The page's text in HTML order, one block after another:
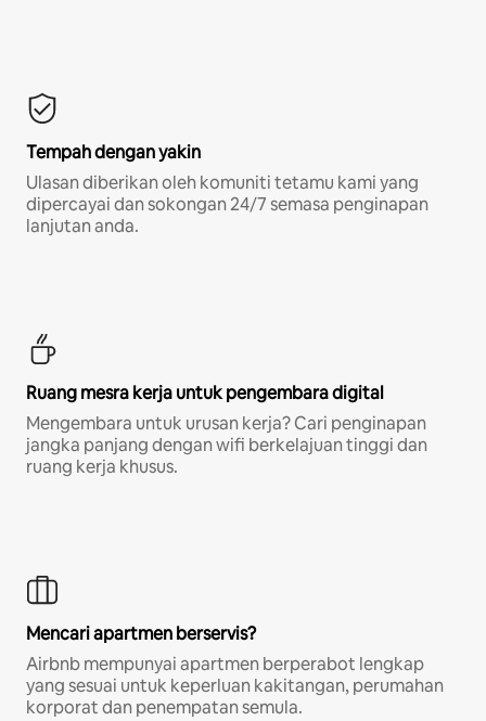
Tempah dengan yakin
Ulasan diberikan oleh komuniti tetamu kami yang
dipercayai dan sokongan 24/7 semasa penginapan
lanjutan anda.
Ruang mesra kerja untuk pengembara digital
Mengembara untuk urusan kerja? Cari penginapan
jangka panjang dengan wifi berkelajuan tinggi dan
ruang kerja khusus.
Mencari apartmen berservis?
Airbnb mempunyai apartmen berperabot lengkap
yang sesuai untuk keperluan kakitangan, perumahan
korporat dan penempatan semula.